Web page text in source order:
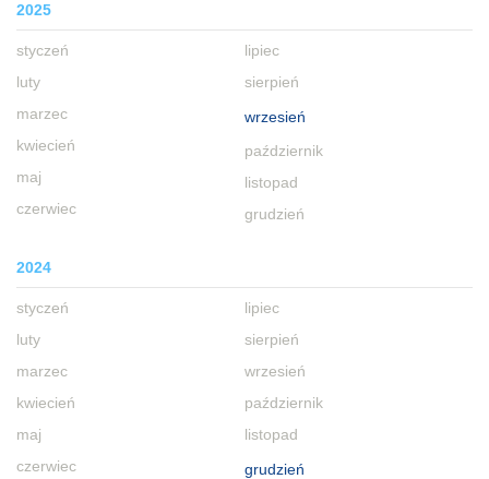
2025
styczeń
luty
marzec
kwiecień
maj
czerwiec
lipiec
sierpień
wrzesień
październik
listopad
grudzień
2024
styczeń
luty
marzec
kwiecień
maj
czerwiec
lipiec
sierpień
wrzesień
październik
listopad
grudzień